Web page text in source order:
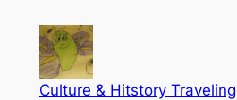
Culture & Hitstory Traveling